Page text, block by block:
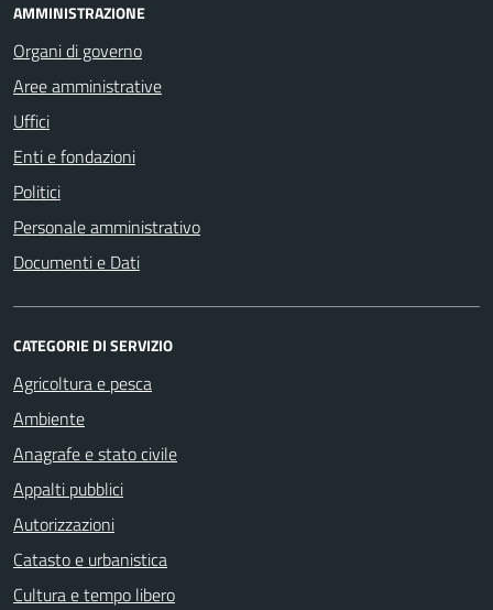
AMMINISTRAZIONE
Organi di governo
Aree amministrative
Uffici
Enti e fondazioni
Politici
Personale amministrativo
Documenti e Dati
CATEGORIE DI SERVIZIO
Agricoltura e pesca
Ambiente
Anagrafe e stato civile
Appalti pubblici
Autorizzazioni
Catasto e urbanistica
Cultura e tempo libero